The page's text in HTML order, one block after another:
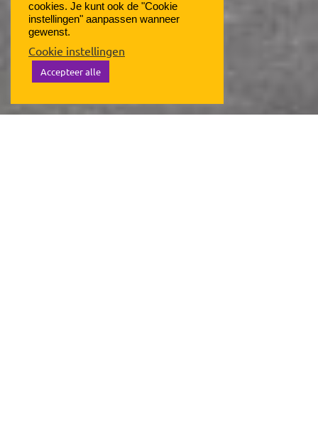
cookies. Je kunt ook de "Cookie
instellingen" aanpassen wanneer
gewenst.
Cookie instellingen
Accepteer alle